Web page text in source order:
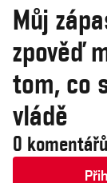
Můj
zpověď
tom, co
vládě
0 komentářů